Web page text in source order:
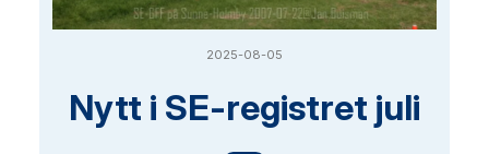
2025-08-05
Nytt i SE-registret juli